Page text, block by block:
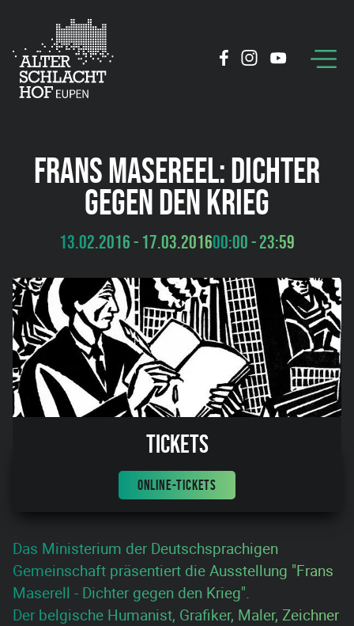
FRANS MASEREEL: DICHTER
GEGEN DEN KRIEG
13.02.2016 - 17.03.201600:00 - 23:59
Tickets
ONLINE-TICKETS
Das Ministerium der Deutschsprachigen
Gemeinschaft präsentiert die Ausstellung "Frans
Maserell - Dichter gegen den Krieg".
Der belgische Humanist, Grafiker, Maler, Zeichner